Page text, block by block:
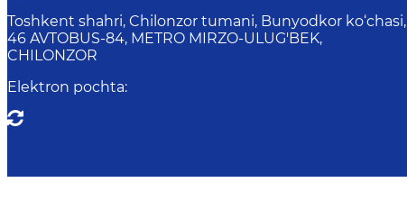
Toshkent shahri, Chilonzor tumani, Bunyodkor ko‘chasi,
46 AVTOBUS-84, METRO MIRZO-ULUG'BEK,
CHILONZOR
Elektron pochta: